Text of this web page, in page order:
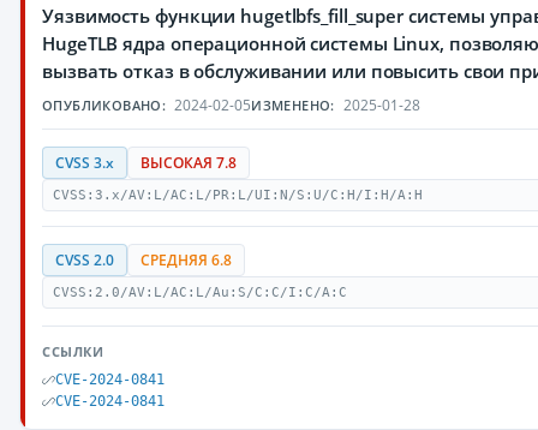
Уязвимость функции hugetlbfs_fill_super системы
HugeTLB ядра операционной системы Linux,
вызвать отказ в обслуживании или повысить свои
ОПУБЛИКОВАНО: 2024-02-05ИЗМЕНЕНО: 2025-01-28
CVSS 3.x ВЫСОКАЯ 7.8
CVSS:3.x/AV:L/AC:L/PR:L/UI:N/S:U/C:H/I:H/A:H
CVSS 2.0 СРЕДНЯЯ 6.8
CVSS:2.0/AV:L/AC:L/Au:S/C:C/I:C/A:C
ССЫЛКИ
CVE-2024-0841
CVE-2024-0841